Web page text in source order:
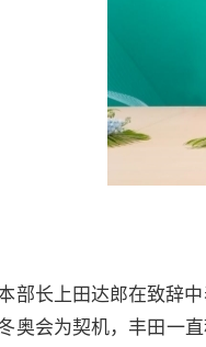
部长上田达郎在致辞
奥会为契机，丰田一